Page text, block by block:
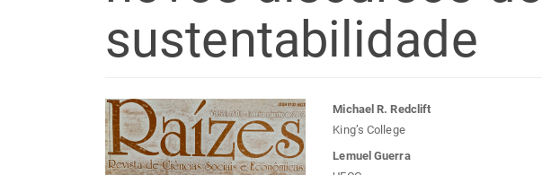
sustentabilidade
Barra
lateral
Conteúdo
do
Michael R. Redclift
King’s College
Lemuel Guerra